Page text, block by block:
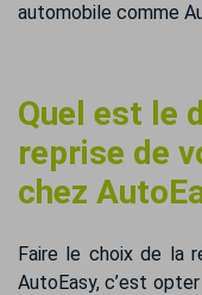
automobile comme
Quel est le
reprise de
chez
Faire le choix de la
AutoEasy, c’est